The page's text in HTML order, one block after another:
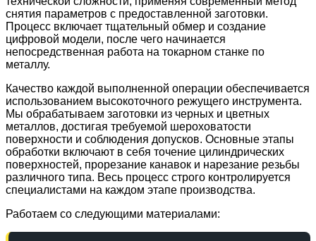
снятия параметров с предоставленной заготовки.
Процесс включает тщательный обмер и создание
цифровой модели, после чего начинается
непосредственная работа на токарном станке по
металлу.
Качество каждой выполненной операции обеспечивается
использованием высокоточного режущего инструмента.
Мы обрабатываем заготовки из черных и цветных
металлов, достигая требуемой шероховатости
поверхности и соблюдения допусков. Основные этапы
обработки включают в себя точение цилиндрических
поверхностей, прорезание канавок и нарезание резьбы
различного типа. Весь процесс строго контролируется
специалистами на каждом этапе производства.
Работаем со следующими материалами: